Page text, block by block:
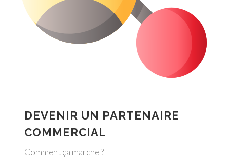
DEVENIR UN PARTENAIRE
COMMERCIAL
Comment ça marche ?